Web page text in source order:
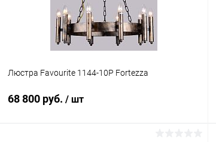
Люстра Favourite 1144-10P Fortezza
68 800 руб. / шт